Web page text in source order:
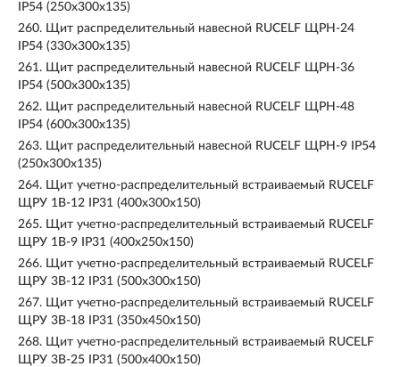
IP54 (250х300х135)
260. Щит распределительный навесной RUCELF ЩРН-24
IP54 (330х300х135)
261. Щит распределительный навесной RUCELF ЩРН-36
IP54 (500х300х135)
262. Щит распределительный навесной RUCELF ЩРН-48
IP54 (600х300х135)
263. Щит распределительный навесной RUCELF ЩРН-9 IP54
(250х300х135)
264. Щит учетно-распределительный встраиваемый RUCELF
ЩРУ 1В-12 IP31 (400х300х150)
265. Щит учетно-распределительный встраиваемый RUCELF
ЩРУ 1В-9 IP31 (400х250х150)
266. Щит учетно-распределительный встраиваемый RUCELF
ЩРУ 3В-12 IP31 (500х300х150)
267. Щит учетно-распределительный встраиваемый RUCELF
ЩРУ 3В-18 IP31 (350х450х150)
268. Щит учетно-распределительный встраиваемый RUCELF
ЩРУ 3В-25 IP31 (500х400х150)